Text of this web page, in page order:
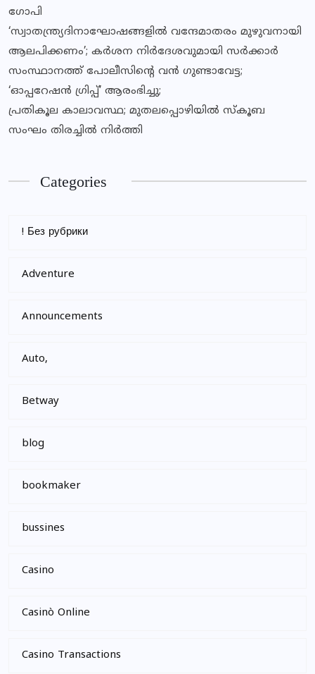
ഗോപി
‘സ്വാതന്ത്ര്യദിനാഘോഷങ്ങളിൽ വന്ദേമാതരം മുഴുവനായി
ആലപിക്കണം’; കർശന നിർദേശവുമായി സർക്കാർ
സംസ്ഥാനത്ത് പോലീസിന്റെ വൻ ഗുണ്ടാവേട്ട;
‘ഓപ്പറേഷൻ ഗ്രിപ്പ്’ ആരംഭിച്ചു;
പ്രതികൂല കാലാവസ്ഥ; മുതലപ്പൊഴിയില്‍ സ്‌കൂബ
സംഘം തിരച്ചില്‍ നിര്‍ത്തി
Categories
! Без рубрики
Adventure
Announcements
Auto,
Betway
blog
bookmaker
bussines
Casino
Casinò Online
Casino Transactions